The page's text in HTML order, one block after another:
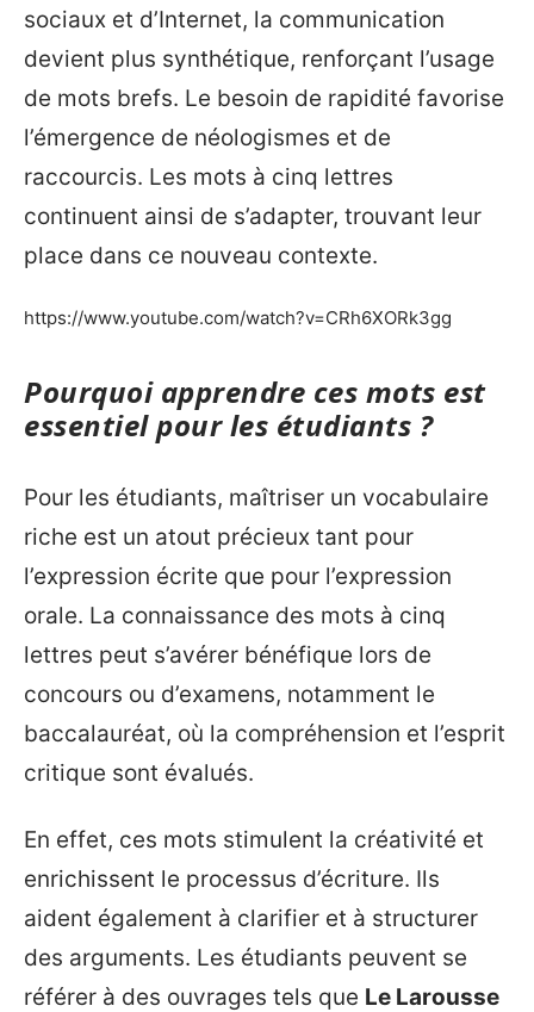
sociaux et d’Internet, la communication
devient plus synthétique, renforçant l’usage
de mots brefs. Le besoin de rapidité favorise
l’émergence de néologismes et de
raccourcis. Les mots à cinq lettres
continuent ainsi de s’adapter, trouvant leur
place dans ce nouveau contexte.
https://www.youtube.com/watch?v=CRh6XORk3gg
Pourquoi apprendre ces mots est
essentiel pour les étudiants ?
Pour les étudiants, maîtriser un vocabulaire
riche est un atout précieux tant pour
l’expression écrite que pour l’expression
orale. La connaissance des mots à cinq
lettres peut s’avérer bénéfique lors de
concours ou d’examens, notamment le
baccalauréat, où la compréhension et l’esprit
critique sont évalués.
En effet, ces mots stimulent la créativité et
enrichissent le processus d’écriture. Ils
aident également à clarifier et à structurer
des arguments. Les étudiants peuvent se
référer à des ouvrages tels que Le Larousse